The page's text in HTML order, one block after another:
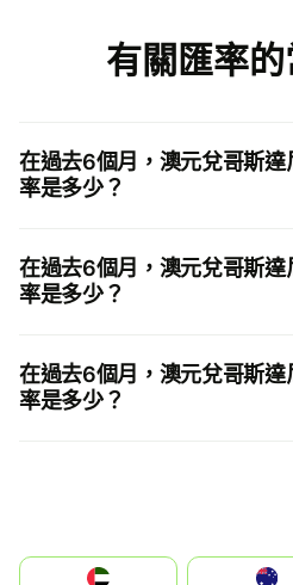
有關匯率
在過去6個月，澳元兌哥斯達
率是多少？
在過去6個月，澳元兌哥斯達
率是多少？
在過去6個月，澳元兌哥斯達
率是多少？
الإمارات العربية المتحدة